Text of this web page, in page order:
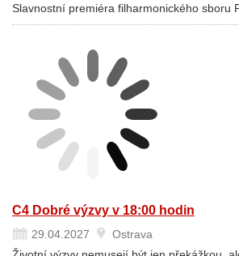
Slavnostní premiéra filharmonického sboru
C4 Dobré výzvy v 18:00 hodin
29.04.2027
Ostrava